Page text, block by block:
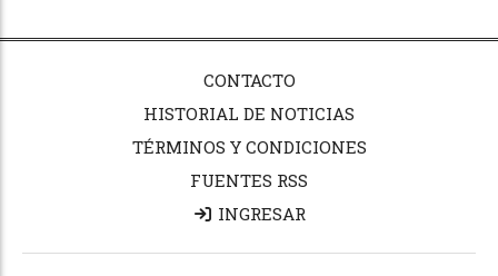
CONTACTO
HISTORIAL DE NOTICIAS
TÉRMINOS Y CONDICIONES
FUENTES RSS
INGRESAR